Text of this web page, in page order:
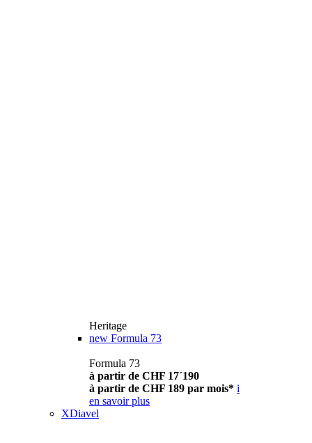
Heritage
new Formula 73
Formula 73
à partir de CHF 17´190
à partir de CHF 189 par mois* i
en savoir plus
XDiavel